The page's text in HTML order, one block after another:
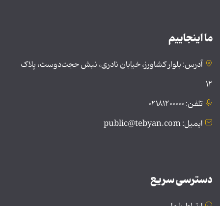
ما اینجاییم
آدرس: بلوار کشاورز، خیابان نادری، نبش حجت‌دوست، پلاک
۱۲
تلفن: ۰۲۱۸۱۲۰۰۰۰۰
ایمیل: public@tebyan.com
دسترسی سریع